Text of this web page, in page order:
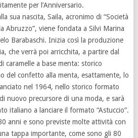
per l’Anniversario.
sua nascita, Saila, acronimo di “Società
Abruzzo”, viene fondata a Silvi Marina
Barabaschi. Inizia così la produzione
che verrà poi arricchita, a partire dal
caramelle a base menta: storico
del confetto alla menta, esattamente, lo
nel 1964, nello storico formato
nuovo precursore di una moda, e sarà
italiano a lanciare il formato “Astuccio”.
anni e sono previste molte attività con
tappa importante, come sono gli 80